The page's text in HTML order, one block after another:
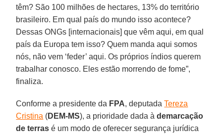
têm? São 100 milhões de hectares, 13% do território
brasileiro. Em qual país do mundo isso acontece?
Dessas ONGs [internacionais] que vêm aqui, em qual
país da Europa tem isso? Quem manda aqui somos
nós, não vem ‘feder’ aqui. Os próprios índios querem
trabalhar conosco. Eles estão morrendo de fome”,
finaliza.
Conforme a presidente da FPA, deputadaTereza
Cristina (DEM-MS), a prioridade dada àdemarcação
de terras é um modo de oferecer segurança jurídica